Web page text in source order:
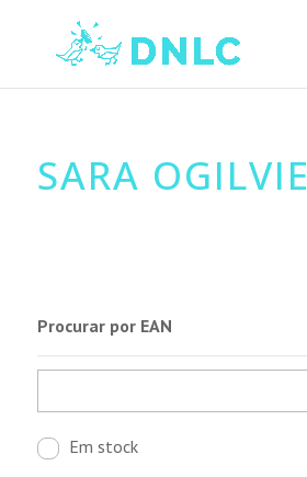
SARA OGILVIE
Procurar por EAN
Em stock